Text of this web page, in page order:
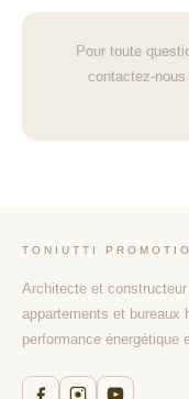
Pour toute
contactez-nous
TONIUTTI
Architecte et
appartements et
performance énergétique